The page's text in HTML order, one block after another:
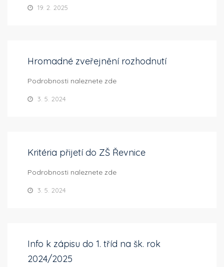
19. 2. 2025
Hromadné zveřejnění rozhodnutí
Podrobnosti naleznete zde
3. 5. 2024
Kritéria přijetí do ZŠ Řevnice
Podrobnosti naleznete zde
3. 5. 2024
Info k zápisu do 1. tříd na šk. rok
2024/2025